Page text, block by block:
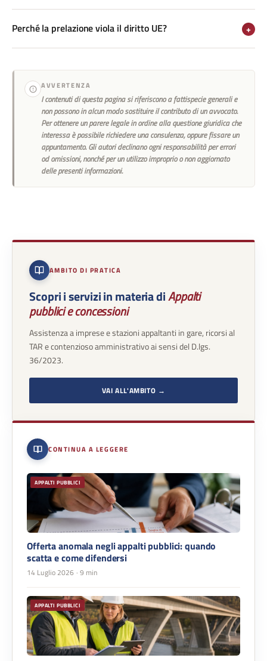
Perché la prelazione viola il diritto UE? +
AVVERTENZA
I contenuti di questa pagina si riferiscono a fattispecie generali e
non possono in alcun modo sostituire il contributo di un avvocato.
Per ottenere un parere legale in ordine alla questione giuridica che
interessa è possibile richiedere una consulenza, oppure fissare un
appuntamento. Gli autori declinano ogni responsabilità per errori
od omissioni, nonché per un utilizzo improprio o non aggiornato
delle presenti informazioni.
AMBITO DI PRATICA
Scopri i servizi in materia diAppalti
pubblici e concessioni
Assistenza a imprese e stazioni appaltanti in gare, ricorsi al
TAR e contenzioso amministrativo ai sensi del D.lgs.
36/2023.
VAI ALL'AMBITO →
CONTINUA A LEGGERE
APPALTI PUBBLICI
Offerta anomala negli appalti pubblici: quando
scatta e come difendersi
14 Luglio 2026 · 9 min
APPALTI PUBBLICI